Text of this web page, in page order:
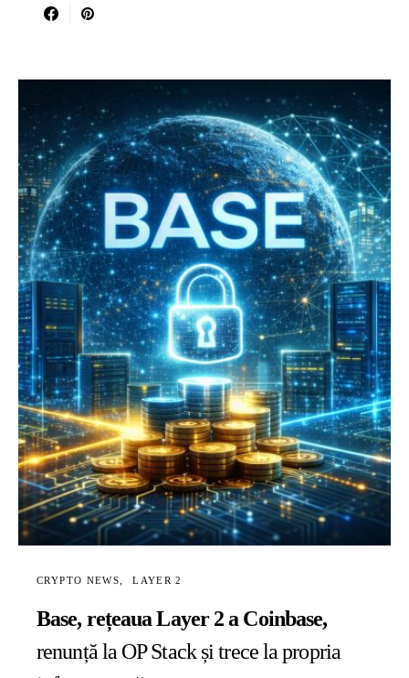
CRYPTO NEWS LAYER 2
Base, rețeaua Layer 2 a Coinbase,
renunță la OP Stack și trece la propria